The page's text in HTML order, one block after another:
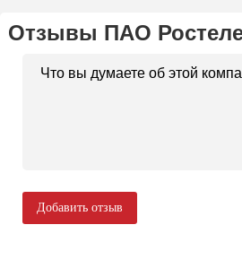
Отзывы ПАО
Добавить отзыв